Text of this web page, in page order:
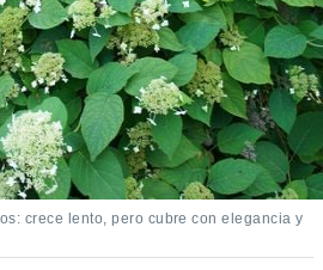
crece lento, pero cubre con elegancia y